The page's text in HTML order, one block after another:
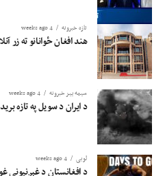
تازه خبرونه 4 weeks ago
هند افغان ځوانانو ته زر
سیمه ییز خبرونه 4 weeks ago
د ایران د سویل په تازه بریدونو کې له ۳۰ ډېر
لوبی 4 weeks ago
د افغانستان د غېږنیونې